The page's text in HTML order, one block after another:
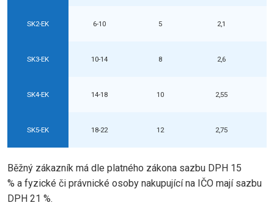
SK2-EK 6-10 5 2,1
SK3-EK 10-14 8 2,6
SK4-EK 14-18 10 2,55
SK5-EK 18-22 12 2,75
Běžný zákazník má dle platného zákona sazbu DPH 15
% a fyzické či právnické osoby nakupující na IČO mají sazbu
DPH 21 %.